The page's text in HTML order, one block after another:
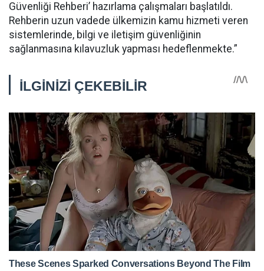
Güvenliği Rehberi’ hazırlama çalışmaları başlatıldı.
Rehberin uzun vadede ülkemizin kamu hizmeti veren
sistemlerinde, bilgi ve iletişim güvenliğinin
sağlanmasına kılavuzluk yapması hedeflenmekte.”